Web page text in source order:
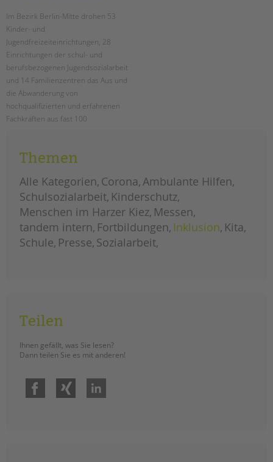
NEWS/BLOG
unkuerzbar
Briefe an Kai
PRESSE
Magazin
Impressum
Hinweisgebersystem
Intranet
Im Bezirk Berlin-Mitte drohen 53
Kinder- und
Jugendfreizeiteinrichtungen, 28
Einrichtungen der schul- und
berufsbezogenen Jugendsozialarbeit
und 14 Familienzentren das Aus und
die Abwanderung von
hochqualifizierten und erfahrenen
Fachkräften aus fast 100
schließungen
von
einrichtungen
in
kinder-
und
jugendhilfe
und
familienförderung
im
Themen
Alle Kategorien Corona Ambulante Hilfen
Schulsozialarbeit Kinderschutz
Menschen im Harzer Kiez Messen
tandem intern Fortbildungen Inklusion Kita
Schule Presse Sozialarbeit
Teilen
Ihnen gefällt, was Sie lesen?
Dann teilen Sie es mit anderen!
Facebook